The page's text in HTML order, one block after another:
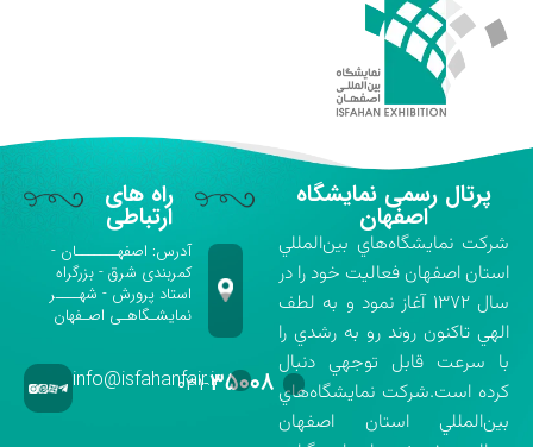
پرتال رسمی نمایشگاه
اصفهان
شركت نمايشگاه‌هاي بين‌المللي
استان اصفهان فعاليت خود را در
سال ۱۳۷۲ آغاز نمود و به لطف
الهي تاكنون روند رو به رشدي را
با سرعت قابل توجهي دنبال
كرده است.شركت نمايشگاه‌هاي
بين‌المللي استان اصفهان
راه های
ارتباطی
آدرس: اصفهـــــــان -
کمربندی شرق - بزرگراه
استاد پرورش - شهــــر
نمایشـگاهـی اصـفهان
۰۳۱-۳۵۰۰۸info@isfahanfair.ir